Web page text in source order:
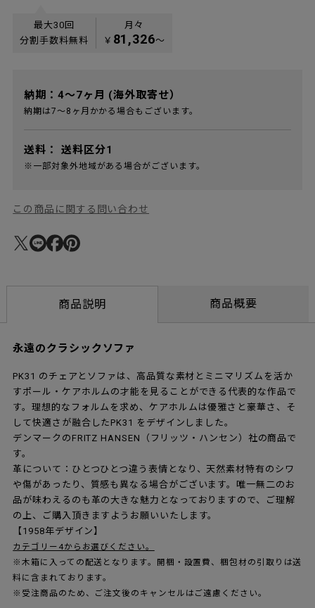
最大30回
分割手数料無料
月々
￥ 81,326〜
納期：4～7ヶ月 (海外取寄せ）
納期は7～8ヶ月かかる場合もございます。
送料： 送料区分1
※一部対象外地域がある場合がございます。
この商品に関する問い合わせ
商品説明 商品概要
永遠のクラシックソファ
PK31 のチェアとソファは、高品質な素材とミニマリズムを活か
すポール・ケアホルムの才能を見ることができる代表的な作品で
す。理想的なフォルムを求め、ケアホルムは優雅さと豪華さ、そ
して快適さが融合したPK31 をデザインしました。
デンマークのFRITZ HANSEN（フリッツ・ハンセン）社の商品で
す。
革について：ひとつひとつ違う表情となり、天然素材特有のシワ
や傷があったり、質感も異なる場合がございます。唯一無二のお
品が味わえるのも革の大きな魅力となっておりますので、ご理解
の上、ご購入頂きますようお願いいたします。
【1958年デザイン】
カテゴリー4からお選びください。
※木箱に入っての配送となります。開梱・設置費、梱包材の引取りは送
料に含まれております。
※受注商品のため、ご注文後のキャンセルはご遠慮ください。